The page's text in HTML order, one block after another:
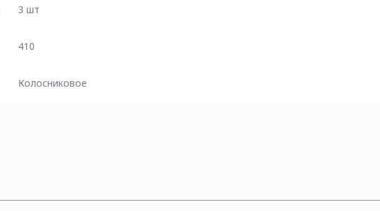
3 шт
410
Колосниковое